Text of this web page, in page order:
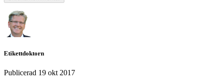
Etikettdoktorn
Publicerad 19 okt 2017